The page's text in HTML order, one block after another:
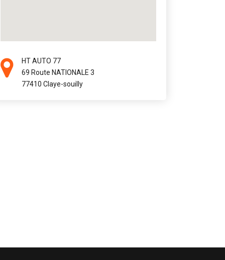
HT AUTO 77
69 Route NATIONALE 3
77410 Claye-souilly